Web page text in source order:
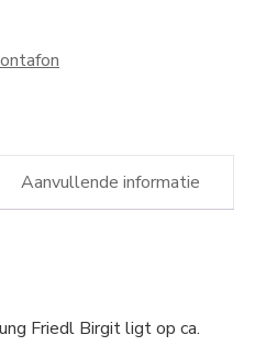
Aanvullende informatie
Friedl Birgit ligt op ca.